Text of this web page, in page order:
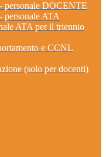
personale DOCENTE
personale ATA
ATA per il triennio
e CCNL
(solo per docenti)